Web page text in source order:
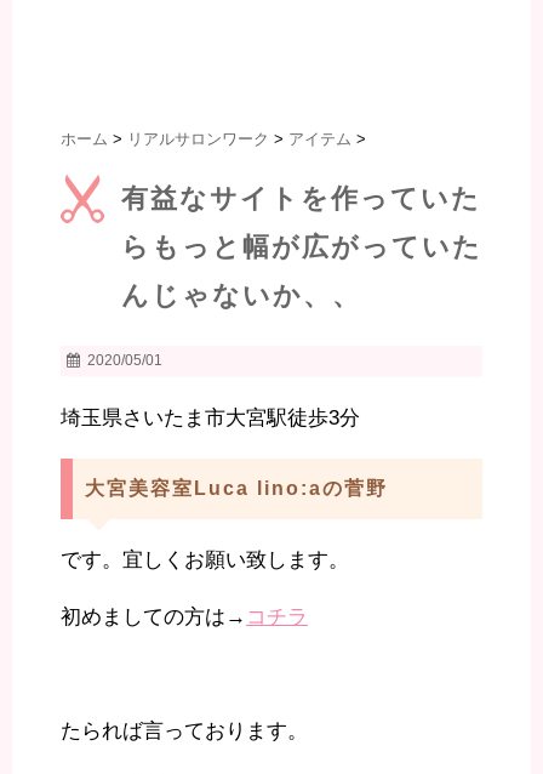
ホーム > リアルサロンワーク > アイテム >
有益なサイトを作っていた
らもっと幅が広がっていた
んじゃないか、、
2020/05/01
埼玉県さいたま市大宮駅徒歩3分
大宮美容室Luca lino:aの菅野
です。宜しくお願い致します。
初めましての方は→ コチラ
たられば言っております。